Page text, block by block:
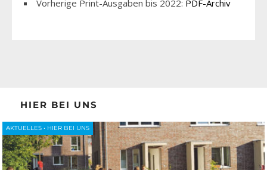
Vorherige Print-Ausgaben bis 2022: PDF-Archiv
HIER BEI UNS
AKTUELLES • HIER BEI UNS